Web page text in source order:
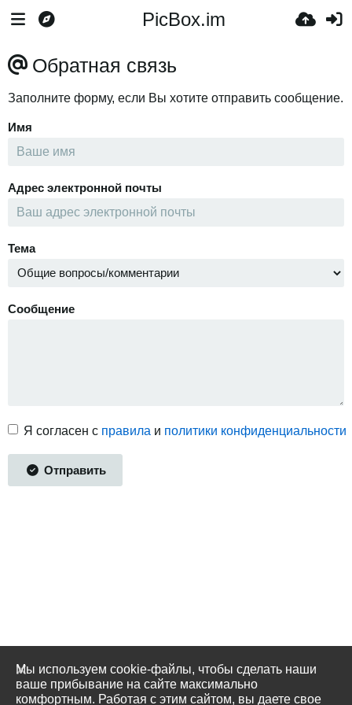
PicBox.im
Обратная связь
Заполните форму, если Вы хотите отправить сообщение.
Имя
Адрес электронной почты
Тема
Сообщение
Я согласен с правила и политики конфиденциальности
Отправить
Мы используем cookie-файлы, чтобы сделать наши
ваше прибывание на сайте максимально
комфортным. Работая с этим сайтом, вы даете свое